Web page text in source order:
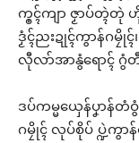
က္ၜၚ်ကျာ ဇၟာပ်တ္ၚဲတုဲ
ဒၟံၚ်ညးဍုၚ်ကွာန်ဂမၠိုၚ်
လီုလာ်အာနွံရောၚ် ဂွံ
ဒပ်ကမ္မယှေန်ပၞာန်တံဝွံ
ဂမၠိုၚ် လုပ်စိုပ် ပ္ဍဲကွာ